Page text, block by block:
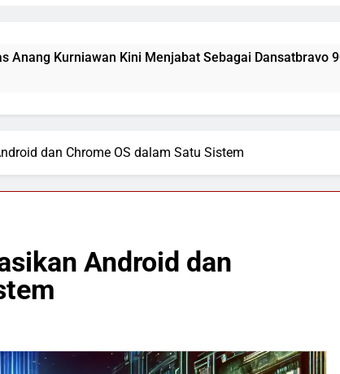
Kini Menjabat Sebagai Dansatbravo 90
dan Chrome OS dalam Satu Sistem
Android dan